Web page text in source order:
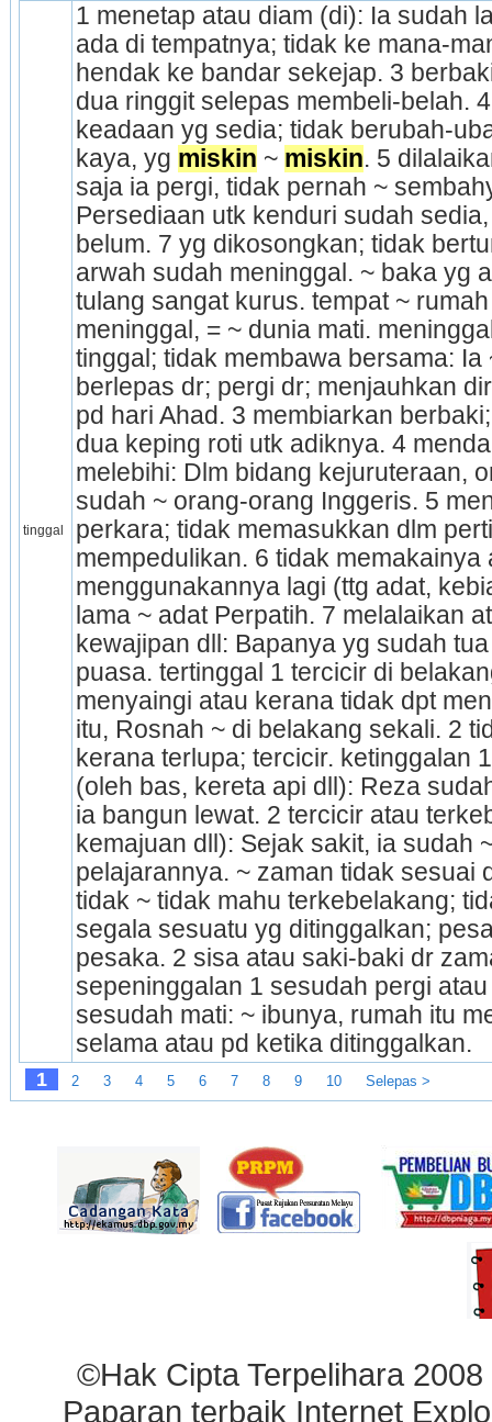
tinggal
1 menetap atau diam (di): Ia sudah
ada di tempatnya; tidak ke mana-
hendak ke bandar sekejap. 3
dua ringgit selepas membeli-belah.
keadaan yg sedia; tidak berubah-
kaya, yg miskin ~ miskin. 5
saja ia pergi, tidak pernah ~
Persediaan utk kenduri sudah
belum. 7 yg di­kosongkan; tidak
arwah sudah meninggal. ~ baka yg
tulang sangat kurus. tempat ~
meninggal, = ~ dunia mati.
tinggal; tidak membawa bersama:
berlepas dr; pergi dr; menjauhkan
pd hari Ahad. 3 membiarkan
dua keping roti utk adiknya. 4
melebihi: Dlm bidang kejuruteraan,
sudah ~ orang-orang Inggeris. 5
perkara; tidak memasukkan dlm
mem­pedulikan. 6 tidak memakainya
menggunakannya lagi (ttg adat,
lama ~ adat Perpatih. 7 melalaikan
kewajipan dll: Bapanya yg sudah
puasa. tertinggal 1 tercicir di
menyaingi atau kerana tidak dpt
itu, Rosnah ~ di belakang sekali. 2
kerana terlupa; tercicir. ke­ting­galan
(oleh bas, kereta api dll): Reza
ia bangun lewat. 2 ter­cicir atau
kemajuan dll): Sejak sakit, ia sudah
pelajarannya. ~ zaman tidak sesuai
tidak ~ tidak mahu terkebelakang;
segala se­suatu yg ditinggalkan;
pesaka. 2 sisa atau saki-baki dr
sepeninggalan 1 sesudah pergi
sesudah mati: ~ ibunya, rumah itu
selama atau pd ketika ditinggalkan.
1 2 3 4 5 6 7 8 9 10 Selepas >
©Hak Cipta Terpelihara
Paparan terbaik Internet